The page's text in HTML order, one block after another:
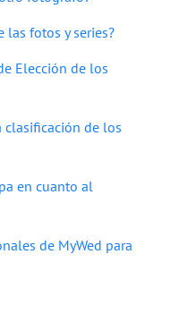
las fotos y series?
Elección de los
clasificación de los
en cuanto al
de MyWed para